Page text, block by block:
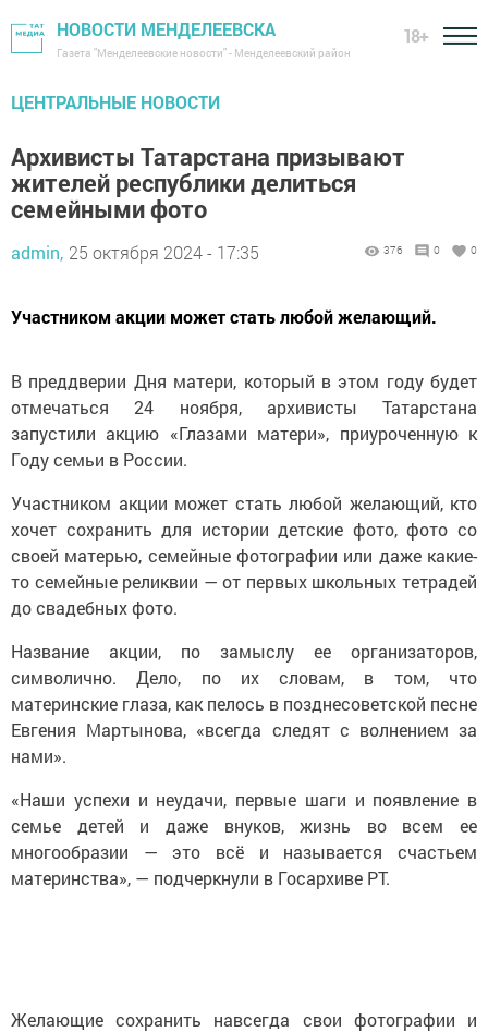
НОВОСТИ МЕНДЕЛЕЕВСКА
Газета "Менделеевские новости" - Менделеевский район
18+
ЦЕНТРАЛЬНЫЕ НОВОСТИ
Архивисты Татарстана призывают
жителей республики делиться
семейными фото
admin, 25 октября 2024 - 17:35 376 0 0
Участником акции может стать любой желающий.
В преддверии Дня матери, который в этом году будет
отмечаться 24 ноября, архивисты Татарстана
запустили акцию «Глазами матери», приуроченную к
Году семьи в России.
Участником акции может стать любой желающий, кто
хочет сохранить для истории детские фото, фото со
своей матерью, семейные фотографии или даже какие-
то семейные реликвии — от первых школьных тетрадей
до свадебных фото.
Название акции, по замыслу ее организаторов,
символично. Дело, по их словам, в том, что
материнские глаза, как пелось в позднесоветской песне
Евгения Мартынова, «всегда следят с волнением за
нами».
«Наши успехи и неудачи, первые шаги и появление в
семье детей и даже внуков, жизнь во всем ее
многообразии — это всё и называется счастьем
материнства», — подчеркнули в Госархиве РТ.
Желающие сохранить навсегда свои фотографии и